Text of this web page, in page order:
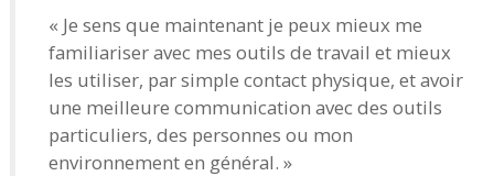
« Je sens que maintenant je peux mieux me
familiariser avec mes outils de travail et mieux
les utiliser, par simple contact physique, et avoir
une meilleure communication avec des outils
particuliers, des personnes ou mon
environnement en général. »